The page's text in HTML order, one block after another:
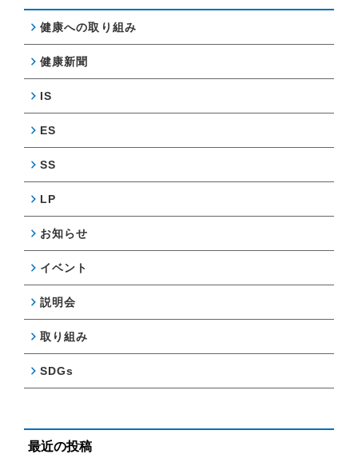
健康への取り組み
健康新聞
IS
ES
SS
LP
お知らせ
イベント
説明会
取り組み
SDGs
最近の投稿